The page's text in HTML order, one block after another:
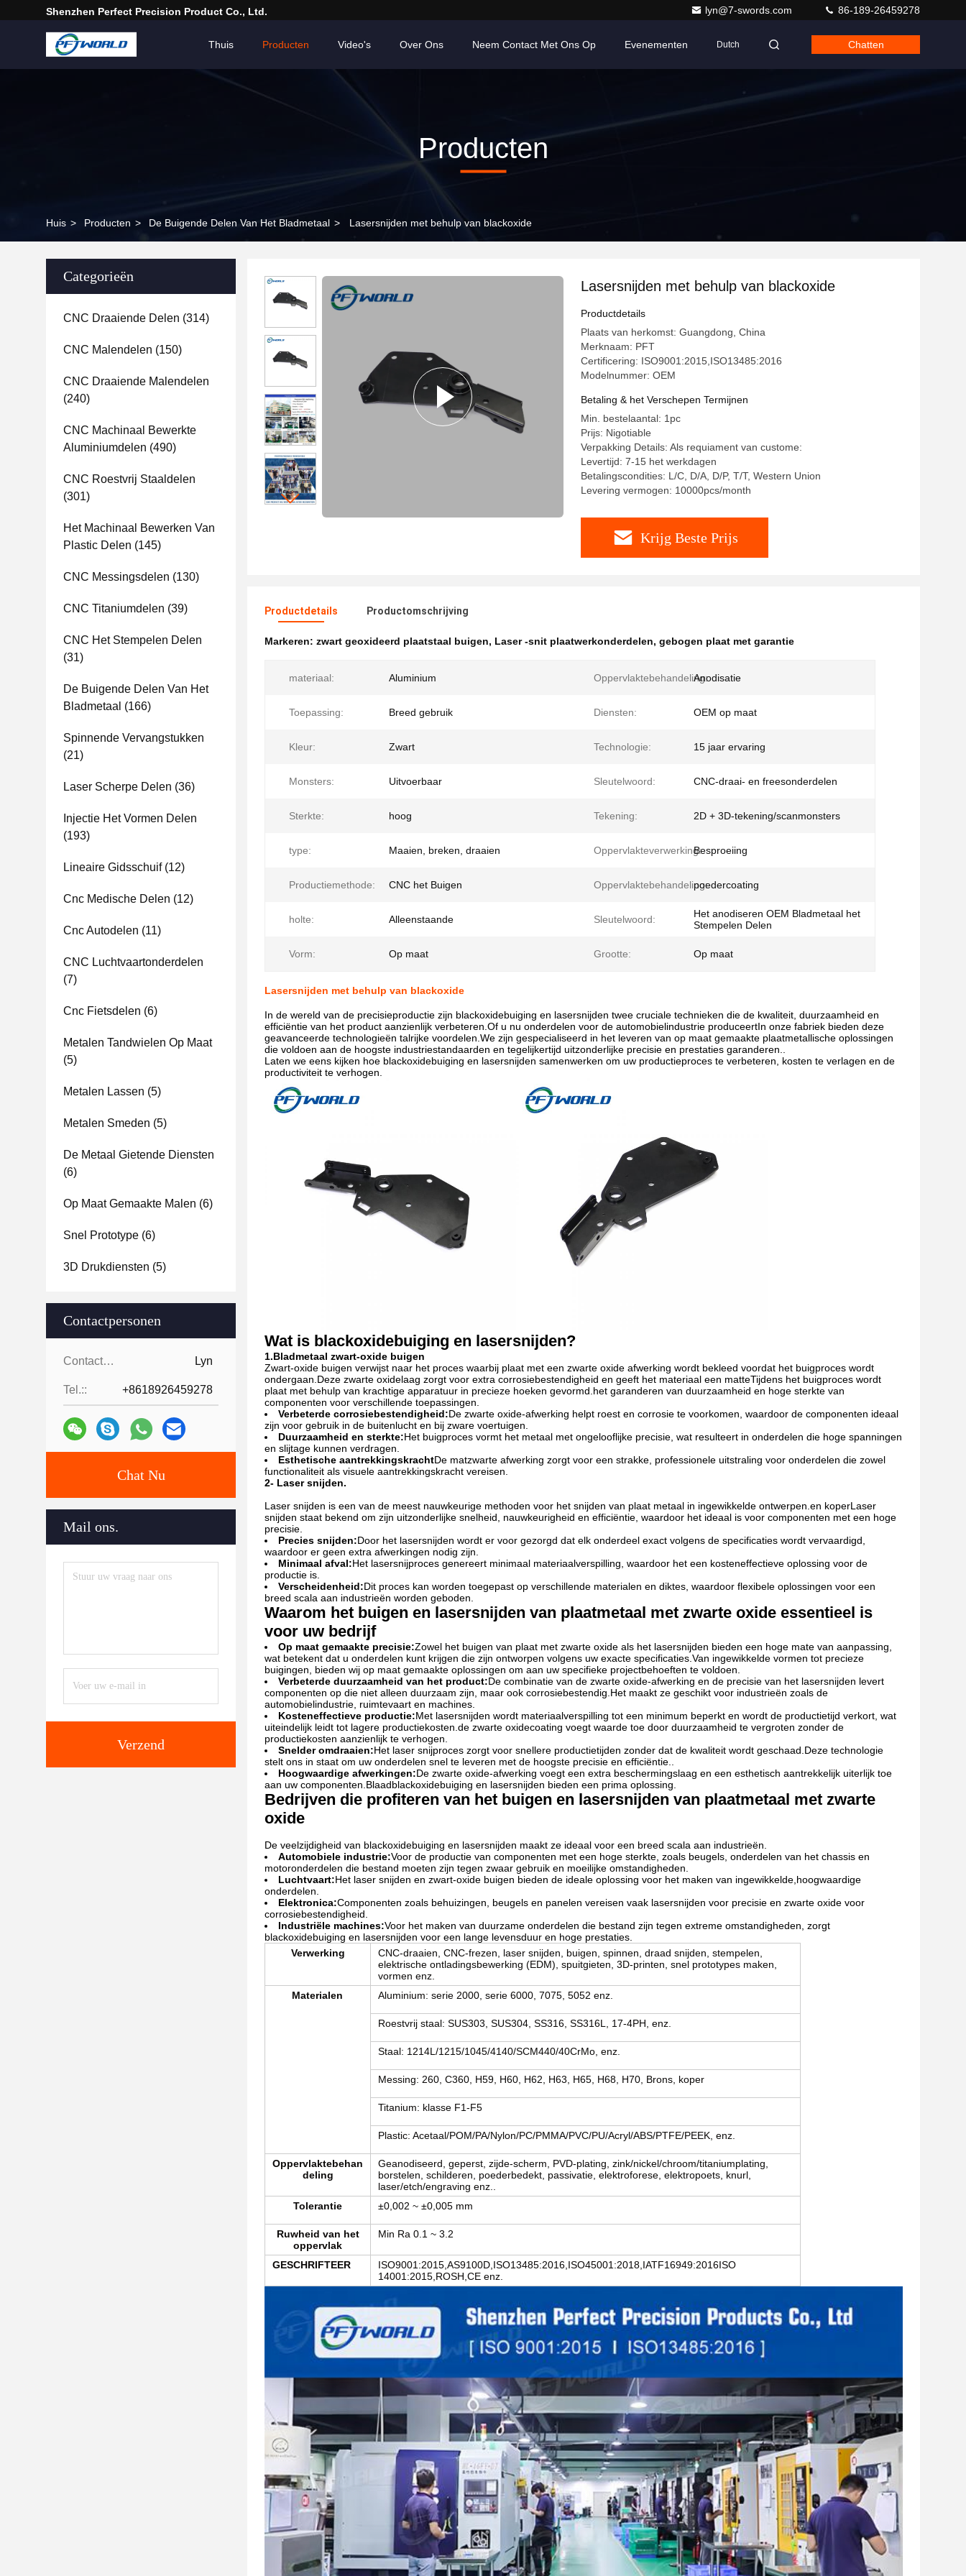
Shenzhen Perfect Precision Product Co., Ltd. lyn@7-swords.com 86-189-26459278
Thuis Producten Video's Over Ons Neem Contact Met Ons Op Evenementen Dutch Chatten
Producten
Huis > Producten > De Buigende Delen Van Het Bladmetaal > Lasersnijden met behulp van blackoxide
Categorieën
CNC Draaiende Delen (314)
CNC Malendelen (150)
CNC Draaiende Malendelen
(240)
CNC Machinaal Bewerkte
Aluminiumdelen (490)
CNC Roestvrij Staaldelen
(301)
Het Machinaal Bewerken Van
Plastic Delen (145)
CNC Messingsdelen (130)
CNC Titaniumdelen (39)
CNC Het Stempelen Delen
(31)
De Buigende Delen Van Het
Bladmetaal (166)
Spinnende Vervangstukken
(21)
Laser Scherpe Delen (36)
Injectie Het Vormen Delen
(193)
Lineaire Gidsschuif(12)
Cnc Medische Delen (12)
Cnc Autodelen (11)
CNC Luchtvaartonderdelen
(7)
Cnc Fietsdelen (6)
Metalen Tandwielen Op Maat
(5)
Metalen Lassen (5)
Metalen Smeden (5)
De Metaal Gietende Diensten
(6)
Op Maat Gemaakte Malen (6)
Snel Prototype (6)
3D Drukdiensten (5)
Contactpersonen
Contactpersonen: Lyn
Tel.:: +8618926459278
Chat Nu
Mail ons.
Verzend
Lasersnijden met behulp van blackoxide
Productdetails
Plaats van herkomst: Guangdong, China
Merknaam: PFT
Certificering: ISO9001:2015,ISO13485:2016
Modelnummer: OEM
Betaling & het Verschepen Termijnen
Min. bestelaantal: 1pc
Prijs: Nigotiable
Verpakking Details: Als requiament van custome:
Levertijd: 7-15 het werkdagen
Betalingscondities: L/C, D/A, D/P, T/T, Western Union
Levering vermogen: 10000pcs/month
Krijg Beste Prijs
Productdetails Productomschrijving
Markeren: zwart geoxideerd plaatstaal buigen, Laser -snit plaatwerkonderdelen, gebogen plaat met garantie
materiaal: Aluminium Oppervlaktebehandeling:Anodisatie
Toepassing: Breed gebruik Diensten: OEM op maat
Kleur: Zwart Technologie: 15 jaar ervaring
Monsters: Uitvoerbaar Sleutelwoord: CNC-draai- en freesonderdelen
Sterkte: hoog Tekening: 2D + 3D-tekening/scanmonsters
type: Maaien, breken, draaien Oppervlakteverwerking:Besproeiing
Productiemethode: CNC het Buigen Oppervlaktebehandeling:poedercoating
holte: Alleenstaande Sleutelwoord:
Het anodiseren OEM Bladmetaal het
Stempelen Delen
Vorm: Op maat Grootte: Op maat
Lasersnijden met behulp van blackoxide
In de wereld van de precisieproductie zijn blackoxidebuiging en lasersnijden twee cruciale technieken die de kwaliteit, duurzaamheid en
efficiëntie van het product aanzienlijk verbeteren.Of u nu onderdelen voor de automobielindustrie produceertIn onze fabriek bieden deze
geavanceerde technologieën talrijke voordelen.We zijn gespecialiseerd in het leveren van op maat gemaakte plaatmetallische oplossingen
die voldoen aan de hoogste industriestandaarden en tegelijkertijd uitzonderlijke precisie en prestaties garanderen..
Laten we eens kijken hoe blackoxidebuiging en lasersnijden samenwerken om uw productieproces te verbeteren, kosten te verlagen en de
productiviteit te verhogen.
Wat is blackoxidebuiging en lasersnijden?
1.Bladmetaal zwart-oxide buigen
Zwart-oxide buigen verwijst naar het proces waarbij plaat met een zwarte oxide afwerking wordt bekleed voordat het buigproces wordt
ondergaan.Deze zwarte oxidelaag zorgt voor extra corrosiebestendigheid en geeft het materiaal een matteTijdens het buigproces wordt
plaat met behulp van krachtige apparatuur in precieze hoeken gevormd.het garanderen van duurzaamheid en hoge sterkte van
componenten voor verschillende toepassingen.
Verbeterde corrosiebestendigheid:De zwarte oxide-afwerking helpt roest en corrosie te voorkomen, waardoor de componenten ideaal
zijn voor gebruik in de buitenlucht en bij zware voertuigen.
Duurzaamheid en sterkte:Het buigproces vormt het metaal met ongelooflijke precisie, wat resulteert in onderdelen die hoge spanningen
en slijtage kunnen verdragen.
Esthetische aantrekkingskrachtDe matzwarte afwerking zorgt voor een strakke, professionele uitstraling voor onderdelen die zowel
functionaliteit als visuele aantrekkingskracht vereisen.
2- Laser snijden.
Laser snijden is een van de meest nauwkeurige methoden voor het snijden van plaat metaal in ingewikkelde ontwerpen.en koperLaser
snijden staat bekend om zijn uitzonderlijke snelheid, nauwkeurigheid en efficiëntie, waardoor het ideaal is voor componenten met een hoge
precisie.
Precies snijden:Door het lasersnijden wordt er voor gezorgd dat elk onderdeel exact volgens de specificaties wordt vervaardigd,
waardoor er geen extra afwerkingen nodig zijn.
Minimaal afval:Het lasersnijproces genereert minimaal materiaalverspilling, waardoor het een kosteneffectieve oplossing voor de
productie is.
Verscheidenheid:Dit proces kan worden toegepast op verschillende materialen en diktes, waardoor flexibele oplossingen voor een
breed scala aan industrieën worden geboden.
Waarom het buigen en lasersnijden van plaatmetaal met zwarte oxide essentieel is
voor uw bedrijf
Op maat gemaakte precisie:Zowel het buigen van plaat met zwarte oxide als het lasersnijden bieden een hoge mate van aanpassing,
wat betekent dat u onderdelen kunt krijgen die zijn ontworpen volgens uw exacte specificaties.Van ingewikkelde vormen tot precieze
buigingen, bieden wij op maat gemaakte oplossingen om aan uw specifieke projectbehoeften te voldoen.
Verbeterde duurzaamheid van het product:De combinatie van de zwarte oxide-afwerking en de precisie van het lasersnijden levert
componenten op die niet alleen duurzaam zijn, maar ook corrosiebestendig.Het maakt ze geschikt voor industrieën zoals de
automobielindustrie, ruimtevaart en machines.
Kosteneffectieve productie:Met lasersnijden wordt materiaalverspilling tot een minimum beperkt en wordt de productietijd verkort, wat
uiteindelijk leidt tot lagere productiekosten.de zwarte oxidecoating voegt waarde toe door duurzaamheid te vergroten zonder de
productiekosten aanzienlijk te verhogen.
Snelder omdraaien:Het laser snijproces zorgt voor snellere productietijden zonder dat de kwaliteit wordt geschaad.Deze technologie
stelt ons in staat om uw onderdelen snel te leveren met de hoogste precisie en efficiëntie..
Hoogwaardige afwerkingen:De zwarte oxide-afwerking voegt een extra beschermingslaag en een esthetisch aantrekkelijk uiterlijk toe
aan uw componenten.Blaadblackoxidebuiging en lasersnijden bieden een prima oplossing.
Bedrijven die profiteren van het buigen en lasersnijden van plaatmetaal met zwarte
oxide
De veelzijdigheid van blackoxidebuiging en lasersnijden maakt ze ideaal voor een breed scala aan industrieën.
Automobiele industrie:Voor de productie van componenten met een hoge sterkte, zoals beugels, onderdelen van het chassis en
motoronderdelen die bestand moeten zijn tegen zwaar gebruik en moeilijke omstandigheden.
Luchtvaart:Het laser snijden en zwart-oxide buigen bieden de ideale oplossing voor het maken van ingewikkelde,hoogwaardige
onderdelen.
Elektronica:Componenten zoals behuizingen, beugels en panelen vereisen vaak lasersnijden voor precisie en zwarte oxide voor
corrosiebestendigheid.
Industriële machines:Voor het maken van duurzame onderdelen die bestand zijn tegen extreme omstandigheden, zorgt
blackoxidebuiging en lasersnijden voor een lange levensduur en hoge prestaties.
Verwerking
CNC-draaien, CNC-frezen, laser snijden, buigen, spinnen, draad snijden, stempelen,
elektrische ontladingsbewerking (EDM), spuitgieten, 3D-printen, snel prototypes maken,
vormen enz.
Materialen
Aluminium: serie 2000, serie 6000, 7075, 5052 enz.
Roestvrij staal: SUS303, SUS304, SS316, SS316L, 17-4PH, enz.
Staal: 1214L/1215/1045/4140/SCM440/40CrMo, enz.
Messing: 260, C360, H59, H60, H62, H63, H65, H68, H70, Brons, koper
Titanium: klasse F1-F5
Plastic: Acetaal/POM/PA/Nylon/PC/PMMA/PVC/PU/Acryl/ABS/PTFE/PEEK, enz.
Oppervlaktebehan
deling
Geanodiseerd, geperst, zijde-scherm, PVD-plating, zink/nickel/chroom/titaniumplating,
borstelen, schilderen, poederbedekt, passivatie, elektroforese, elektropoets, knurl,
laser/etch/engraving enz..
Tolerantie
±0,002 ~ ±0,005 mm
Ruwheid van het
oppervlak
Min Ra 0.1 ~ 3.2
GESCHRIFTEER
ISO9001:2015,AS9100D,ISO13485:2016,ISO45001:2018,IATF16949:2016ISO
14001:2015,ROSH,CE enz.